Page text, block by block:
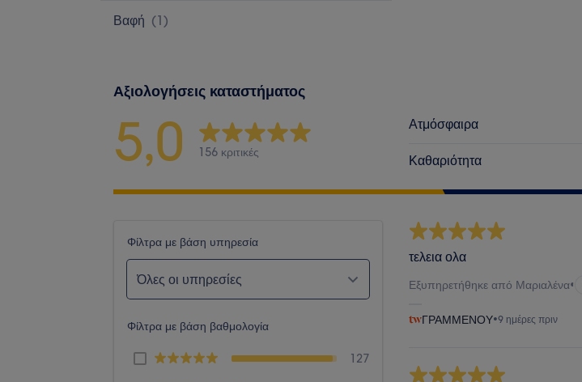
Βαφή (1)
Αξιολογήσεις καταστήματος
5,0 156 κριτικές
Ατμόσφαιρα
Καθαριότητα
Φίλτρα με βάση υπηρεσία
Όλες οι υπηρεσίες
Φίλτρα με βάση βαθμολογία
127
τελεια ολα
Εξυπηρετήθηκε από Μαριαλένα•
ΓΡΑΜΜΕΝΟΥ•9 ημέρες πριν